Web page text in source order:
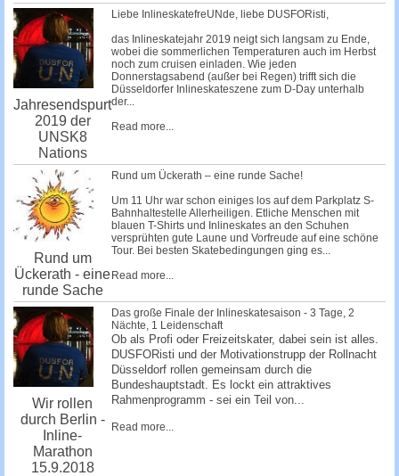
Jahresendspurt
2019 der
UNSK8
Nations
Liebe InlineskatefreUNde, liebe DUSFORisti,
das Inlineskatejahr 2019 neigt sich langsam zu Ende,
wobei die sommerlichen Temperaturen auch im Herbst
noch zum cruisen einladen. Wie jeden
Donnerstagsabend (außer bei Regen) trifft sich die
Düsseldorfer Inlineskateszene zum D-Day unterhalb
der...
Read more...
Rund um
Ückerath - eine
runde Sache
Rund um Ückerath – eine runde Sache!
Um 11 Uhr war schon einiges los auf dem Parkplatz S-
Bahnhaltestelle Allerheiligen. Etliche Menschen mit
blauen T-Shirts und Inlineskates an den Schuhen
versprühten gute Laune und Vorfreude auf eine schöne
Tour. Bei besten Skatebedingungen ging es...
Read more...
Wir rollen
durch Berlin -
Inline-
Marathon
15.9.2018
Das große Finale der Inlineskatesaison - 3 Tage, 2
Nächte, 1 Leidenschaft
Ob als Profi oder Freizeitskater, dabei sein ist alles.
DUSFORisti und der Motivationstrupp der Rollnacht
Düsseldorf rollen gemeinsam durch die
Bundeshauptstadt. Es lockt ein attraktives
Rahmenprogramm - sei ein Teil von...
Read more...